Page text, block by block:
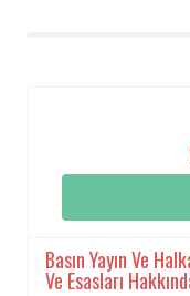
Basın Yayın Ve
Ve Esasları